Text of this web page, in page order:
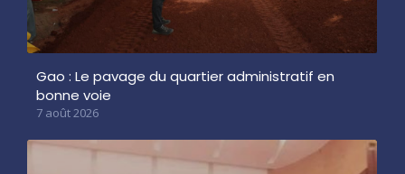
Gao : Le pavage du quartier administratif en
bonne voie
7 août 2026